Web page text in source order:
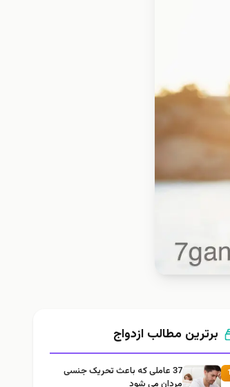
برترین مطالب ازدواج
1
37 عاملی که باعث تحریک جنسی
مردان می شود